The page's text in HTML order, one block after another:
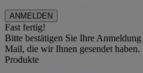
Fast fertig!
Bitte bestätigen Sie Ihre
Mail, die wir Ihnen gesendet haben.
Produkte